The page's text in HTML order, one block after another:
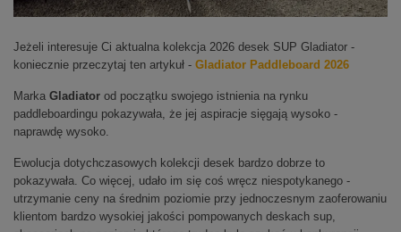
Jeżeli interesuje Ci aktualna kolekcja 2026 desek SUP Gladiator -
koniecznie przeczytaj ten artykuł - Gladiator Paddleboard 2026
Marka Gladiator od początku swojego istnienia na rynku
paddleboardingu pokazywała, że jej aspiracje sięgają wysoko -
naprawdę wysoko.
Ewolucja dotychczasowych kolekcji desek bardzo dobrze to
pokazywała. Co więcej, udało im się coś wręcz niespotykanego -
utrzymanie ceny na średnim poziomie przy jednoczesnym zaoferowaniu
klientom bardzo wysokiej jakości pompowanych deskach sup,